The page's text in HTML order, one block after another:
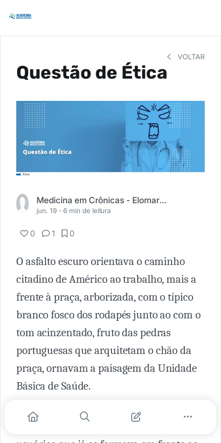
VOLTAR
Questão de Ética
Medicina em Crônicas - Elomar R. Moura (@medicinaemcronicas)
jun. 19 -6 min de leitura
0 1 0
O asfalto escuro orientava o caminho
citadino de Américo ao trabalho, mais a
frente à praça, arborizada, com o típico
branco fosco dos rodapés junto ao com o
tom acinzentado, fruto das pedras
portuguesas que arquitetam o chão da
praça, ornavam a paisagem da Unidade
Básica de Saúde.
6:53. Pontual, Américo chegou à unidade